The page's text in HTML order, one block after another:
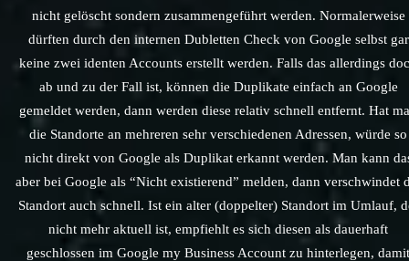
nicht gelöscht sondern zusammengeführt werden. Normalerweise
dürften durch den internen Dubletten Check von Google selbst gar
keine zwei identen Accounts erstellt werden. Falls das allerdings
ab und zu der Fall ist, können die Duplikate einfach an Google
gemeldet werden, dann werden diese relativ schnell entfernt. Hat
die Standorte an mehreren sehr verschiedenen Adressen, würde so
nicht direkt von Google als Duplikat erkannt werden. Man kann
aber bei Google als “Nicht existierend” melden, dann verschwindet
Standort auch schnell. Ist ein alter (doppelter) Standort im Umlauf,
nicht mehr aktuell ist, empfiehlt es sich diesen als dauerhaft
geschlossen im Google my Business Account zu hinterlegen, damit